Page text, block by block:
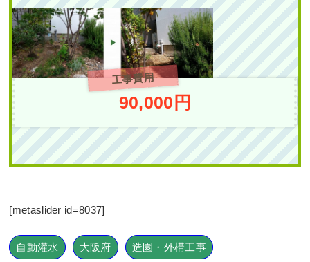
新築のテラスへの植栽
工事でキンモクセイや
タマリュウを植えた事
例｜大阪市都島区A様
作業前 作業後 新築のテラスへ
続きを読む
建て,大阪市都島区,植栽,大阪市,
工事
工事費用
90,000円
[metaslider id=8037]
自動灌水
大阪府
造園・外構工事